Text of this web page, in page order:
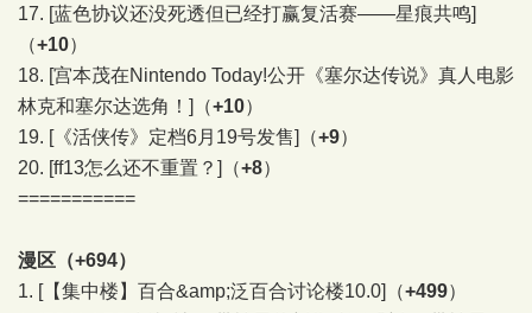
17. [蓝色协议还没死透但已经打赢复活赛——星痕共鸣]
（+10）
18. [宫本茂在Nintendo Today!公开《塞尔达传说》真人电影
林克和塞尔达选角！]
（+10）
19. [《活侠传》定档6月19号发售] （+9）
20. [ff13怎么还不重置？] （+8）
===========
漫区（+694）
1. [【集中楼】百合&amp;泛百合讨论楼10.0] （+499）